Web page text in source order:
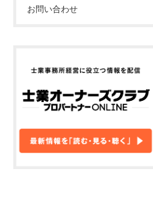
お問い合わせ